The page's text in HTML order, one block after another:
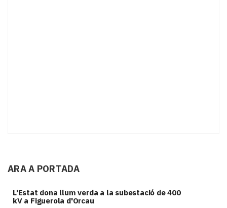
ARA A PORTADA
L'Estat dona llum verda a la subestació de 400
kV a Figuerola d'Orcau